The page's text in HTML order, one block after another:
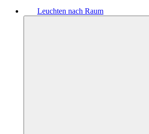
Leuchten nach Raum